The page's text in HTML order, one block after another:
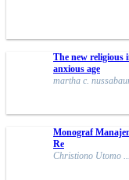
The new religious
anxious age
martha c.
Monograf
Re
Christiono Utomo